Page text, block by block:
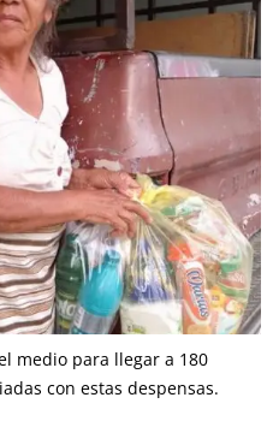
medio para llegar a 180
con estas despensas.